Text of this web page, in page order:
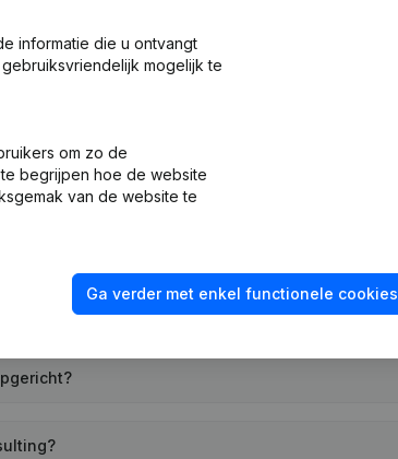
enz...)
informatie die u ontvangt
mogelijk te
om zo de
begrijpen hoe de website
van de website te
Ga verder met enkel functionele cookies